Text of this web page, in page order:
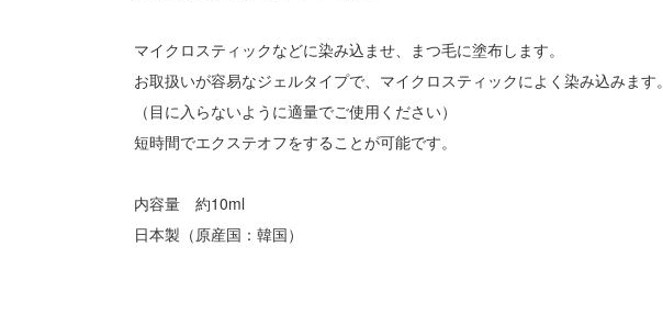
マイクロスティックなどに染み込ませ、まつ毛に塗布します。
お取扱いが容易なジェルタイプで、マイクロスティックによく染み込みます。
（目に入らないように適量でご使用ください）
短時間でエクステオフをすることが可能です。
内容量 約10ml
日本製（原産国：韓国）